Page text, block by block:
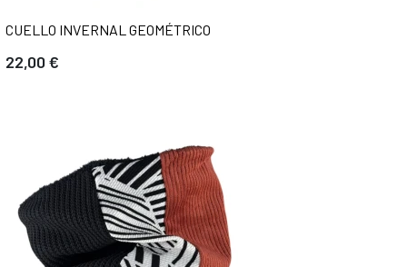
CUELLO INVERNAL GEOMÉTRICO
22,00 €